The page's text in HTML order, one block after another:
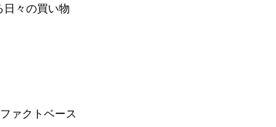
々の買い物
ァクトベース